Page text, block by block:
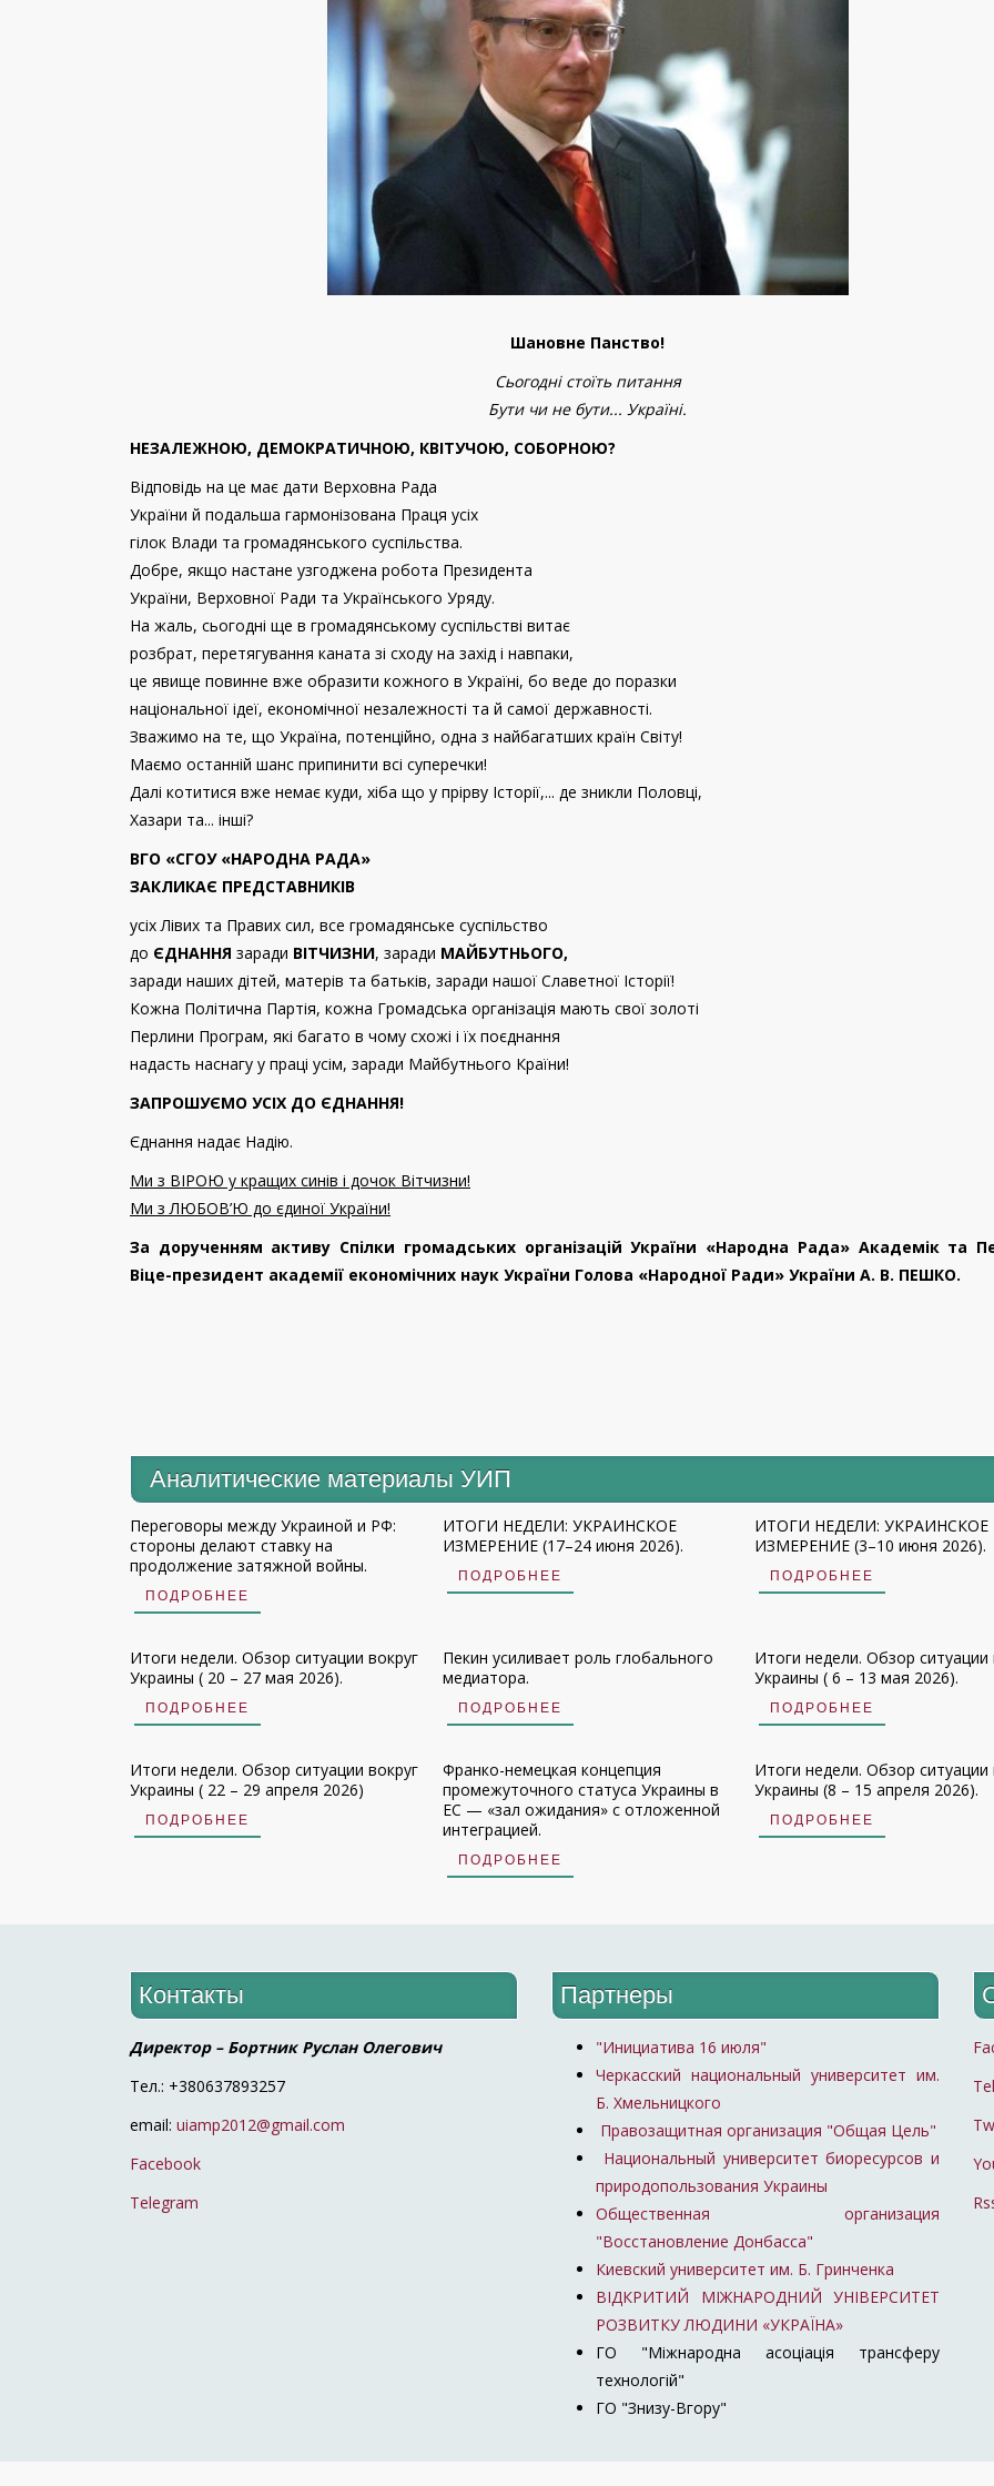
Шановне Панство!
Сьогодні стоїть питання
Бути чи не бути... Україні.
НЕЗАЛЕЖНОЮ, ДЕМОКРАТИЧНОЮ, КВІТУЧОЮ, СОБОРНОЮ?
Відповідь на це має дати Верховна Рада
України й подальша гармонізована Праця усіх
гілок Влади та громадянського суспільства.
Добре, якщо настане узгоджена робота Президента
України, Верховної Ради та Українського Уряду.
На жаль, сьогодні ще в громадянському суспільстві витає
розбрат, перетягування каната зі сходу на захід і навпаки,
це явище повинне вже образити кожного в Україні, бо веде до поразки
національної ідеї, економічної незалежності та й самої державності.
Зважимо на те, що Україна, потенційно, одна з найбагатших країн Світу!
Маємо останній шанс припинити всі суперечки!
Далі котитися вже немає куди, хіба що у прірву Історії,... де зникли Половці,
Хазари та... інші?
ВГО «СГОУ «НАРОДНА РАДА»
ЗАКЛИКАЄ ПРЕДСТАВНИКІВ
усіх Лівих та Правих сил, все громадянське суспільство
до ЄДНАННЯ заради ВІТЧИЗНИ, заради МАЙБУТНЬОГО,
заради наших дітей, матерів та батьків, заради нашої Славетної Історії!
Кожна Політична Партія, кожна Громадська організація мають свої золоті
Перлини Програм, які багато в чому схожі і їх поєднання
надасть наснагу у праці усім, заради Майбутнього Країни!
ЗАПРОШУЄМО УСІХ ДО ЄДНАННЯ!
Єднання надає Надію.
Ми з ВІРОЮ у кращих синів і дочок Вітчизни!
Ми з ЛЮБОВ’Ю до єдиної України!
За дорученням активу Спілки громадських організацій України «Народна Рада» Академік та
Віце-президент академії економічних наук України Голова «Народної Ради» України А. В. ПЕШКО.
Аналитические материалы УИП
Переговоры между Украиной и РФ:
стороны делают ставку на
продолжение затяжной войны.
ПОДРОБНЕЕ
ИТОГИ НЕДЕЛИ: УКРАИНСКОЕ
ИЗМЕРЕНИЕ (17–24 июня 2026).
ПОДРОБНЕЕ
ИТОГИ НЕДЕЛИ: УКРАИНСКОЕ
ИЗМЕРЕНИЕ (3–10 июня 2026).
ПОДРОБНЕЕ
Итоги недели. Обзор ситуации вокруг
Украины ( 20 – 27 мая 2026).
ПОДРОБНЕЕ
Пекин усиливает роль глобального
медиатора.
ПОДРОБНЕЕ
Итоги недели. Обзор ситуации
Украины ( 6 – 13 мая 2026).
ПОДРОБНЕЕ
Итоги недели. Обзор ситуации вокруг
Украины ( 22 – 29 апреля 2026)
ПОДРОБНЕЕ
Франко-немецкая концепция
промежуточного статуса Украины в
ЕС — «зал ожидания» с отложенной
интеграцией.
ПОДРОБНЕЕ
Итоги недели. Обзор ситуации
Украины (8 – 15 апреля 2026).
ПОДРОБНЕЕ
Контакты
Директор – Бортник Руслан Олегович
Тел.: +380637893257
email: uiamp2012@gmail.com
Facebook
Telegram
Партнеры
"Инициатива 16 июля"
Черкасский национальный университет им.
Б. Хмельницкого
Правозащитная организация "Общая Цель"
Национальный университет биоресурсов и
природопользования Украины
Общественная организация
"Восстановление Донбасса"
Киевский университет им. Б. Гринченка
ВІДКРИТИЙ МІЖНАРОДНИЙ УНІВЕРСИТЕТ
РОЗВИТКУ ЛЮДИНИ «УКРАЇНА»
ГО "Міжнародна асоціація трансферу
технологій"
ГО "Знизу-Вгору"